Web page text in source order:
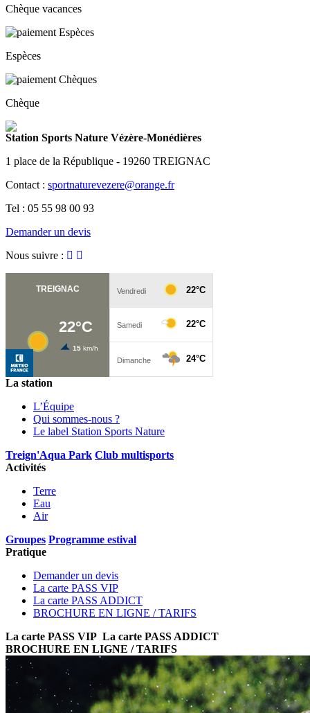
Chèque vacances
Espèces
Chèque
Station Sports Nature Vézère-Monédières
1 place de la République - 19260 TREIGNAC
Contact : sportnaturevezere@orange.fr
Tel : 05 55 98 00 93
Demander un devis
Nous suivre :
La station
L’Équipe
Qui sommes-nous ?
Le label Station Sports Nature
Treign'Aqua Park Club multisports
Activités
Terre
Eau
Air
Groupes Programme estival
Pratique
Demander un devis
La carte PASS VIP
La carte PASS ADDICT
BROCHURE EN LIGNE / TARIFS
La carte PASS VIP La carte PASS ADDICT
BROCHURE EN LIGNE / TARIFS